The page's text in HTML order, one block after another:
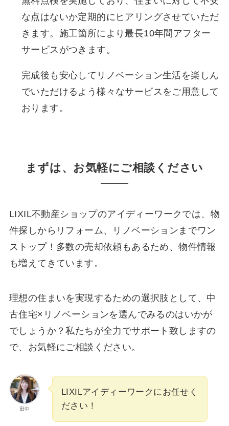
な点はないか定期的にヒアリングさせていただ
きます。施工箇所により最長10年間アフター
サービスがつきます。
完成後も安心してリノベーション生活を楽しん
でいただけるよう様々なサービスをご用意して
おります。
まずは、お気軽にご相談ください
LIXIL不動産ショップのアイディーワークでは、物
件探しからリフォーム、リノベーションまでワン
ストップ！多数の売却依頼もあるため、物件情報
も増えてきています。
理想の住まいを実現するための選択肢として、中
古住宅×リノベーションを選んでみるのはいかが
でしょうか？私たちが全力でサポート致しますの
で、お気軽にご相談ください。
田中
LIXILアイディーワークにお任せく
ださい！